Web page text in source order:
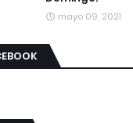
mayo 09, 2021